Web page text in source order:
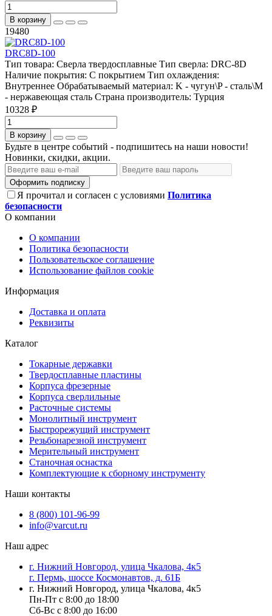
В корзину
19480
DRC8D-100
Тип товара: Сверла твердосплавные Тип сверла: DRC-8D
Наличие покрытия: С покрытием Тип охлаждения:
Внутреннее Обрабатываемый материал: K - чугун\P - сталь\М
- нержавеющая сталь Страна производитель: Турция
10328 ₽
В корзину
Будьте в центре событий - подпишитесь на наши новости!
Новинки, скидки, акции.
Оформить подписку
Я прочитал и согласен с условиями Политика
безопасности
О компании
О компании
Политика безопасности
Пользовательское соглашение
Использование файлов cookie
Информация
Доставка и оплата
Реквизиты
Каталог
Токарные державки
Твердосплавные пластины
Корпуса фрезерные
Корпуса сверлильные
Расточные системы
Монолитный инструмент
Быстрорежущий инструмент
Резьбонарезной инструмент
Мерительный инструмент
Станочная оснастка
Комплектующие к сборному инструменту
Наши контакты
8 (800) 101-96-99
info@varcut.ru
Наш адрес
г. Нижний Новгород, улица Чкалова, 4к5
г. Пермь, шоссе Космонавтов, д. 61Б
г. Нижний Новгород, улица Чкалова, 4к5
Пн-Пт с 8:00 до 18:00
Сб-Вс с 8:00 до 16:00